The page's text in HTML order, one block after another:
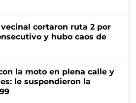
cortaron ruta 2 por
y hubo caos de
la moto en plena calle y
le suspendieron la